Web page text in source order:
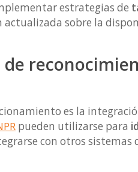
estrategias de
sobre la
es la
pueden utilizarse para
con otros sistemas